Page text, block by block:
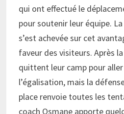
qui ont effectué le
pour soutenir leur équipe.
s’est achevée sur cet
faveur des visiteurs. Après
quittent leur camp pour
l’égalisation, mais la
place renvoie toutes les
coach Osmane apporte